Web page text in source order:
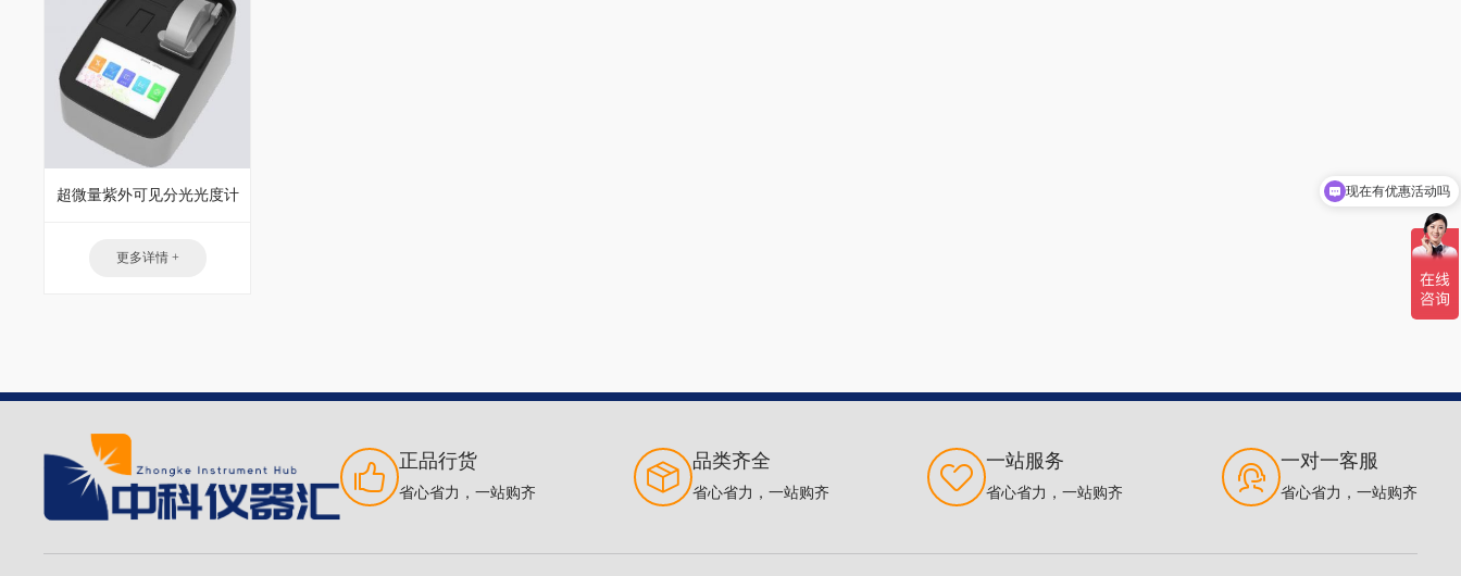
超微量紫外可见分光光度计
更多详情 +
正品行货
省心省力，一站购齐
品类齐全
省心省力，一站购齐
一站服务
省心省力，一站购齐
一对一客服
省心省力，一站购齐
可以介绍下你们的产品么
现在有优惠活动吗